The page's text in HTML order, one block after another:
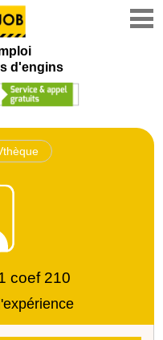
d'engins
coef 210